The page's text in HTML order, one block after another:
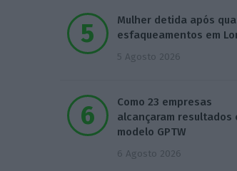
Mulher detida após
esfaqueamentos em
5 Agosto 2026
Como 23 empresas
alcançaram resultados
modelo GPTW
6 Agosto 2026